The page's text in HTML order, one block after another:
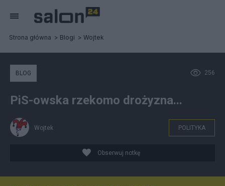
Strona główna Blogi Wojtek
256
BLOG
PiS-owska rzekomo drożyzna...
Wojtek POLITYKA
Obserwuj notkę